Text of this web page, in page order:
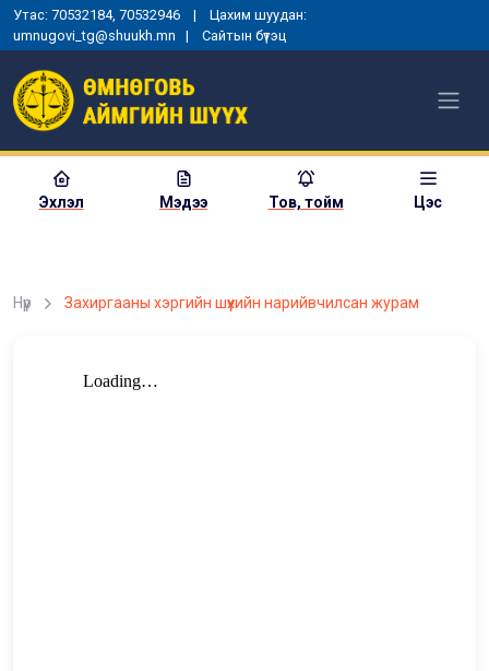
Утас: 70532184, 70532946 | Цахим шуудан:
umnugovi_tg@shuukh.mn | Сайтын бүтэц
Эхлэл Мэдээ Тов, тойм Цэс
Нүүр Захиргааны хэргийн шүүхийн нарийвчилсан журам